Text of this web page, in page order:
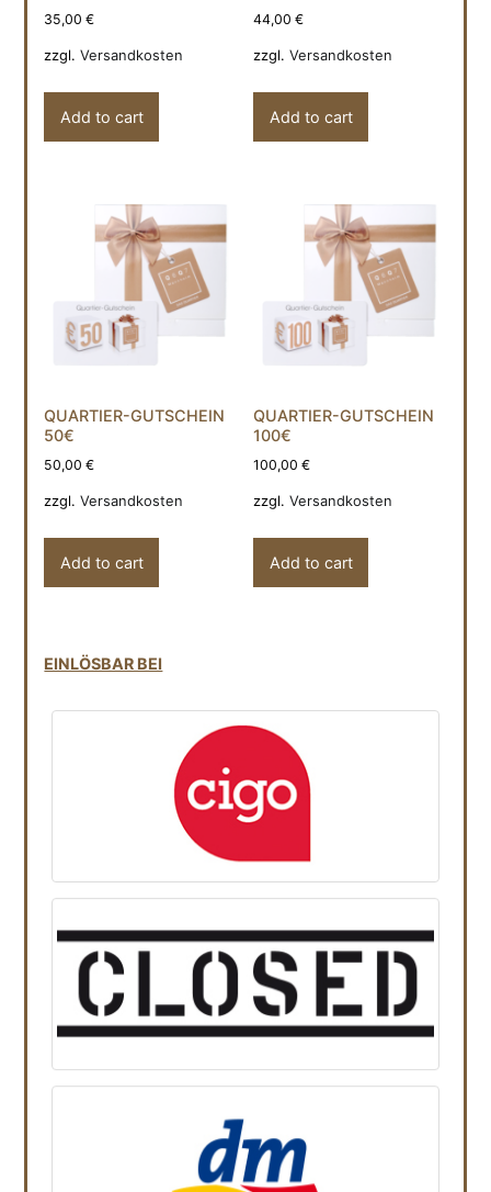
35,00€
zzgl.Versandkosten
Add to cart
44,00€
zzgl.Versandkosten
Add to cart
QUARTIER-GUTSCHEIN
50€
50,00€
zzgl.Versandkosten
Add to cart
QUARTIER-GUTSCHEIN
100€
100,00€
zzgl.Versandkosten
Add to cart
EINLÖSBAR BEI